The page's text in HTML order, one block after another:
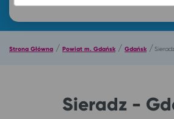
Strona Główna / Powiat m. Gdańsk / Gdańsk /
Sieradz -